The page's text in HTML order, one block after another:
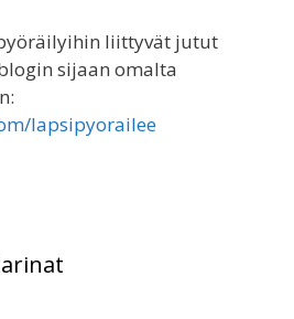
liittyvät jutut
sijaan omalta
lapsipyorailee